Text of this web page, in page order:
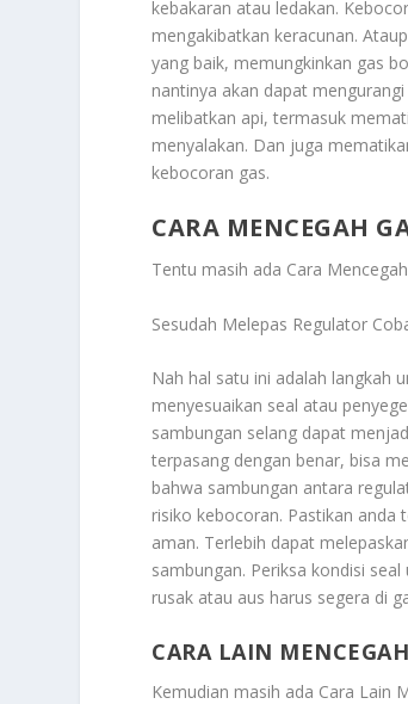
kebakaran atau ledakan.
mengakibatkan keracunan.
yang baik, memungkinkan gas
nantinya akan dapat
melibatkan api, termasuk
menyalakan. Dan juga
kebocoran gas.
CARA MENCEGAH
Tentu masih ada Cara
Sesudah Melepas Regulator
Nah hal satu ini adalah langkah
menyesuaikan seal atau
sambungan selang dapat
terpasang dengan benar, bisa
bahwa sambungan antara
risiko kebocoran. Pastikan
aman. Terlebih dapat
sambungan. Periksa kondisi
rusak atau aus harus segera di
CARA LAIN
Kemudian masih ada Cara Lain